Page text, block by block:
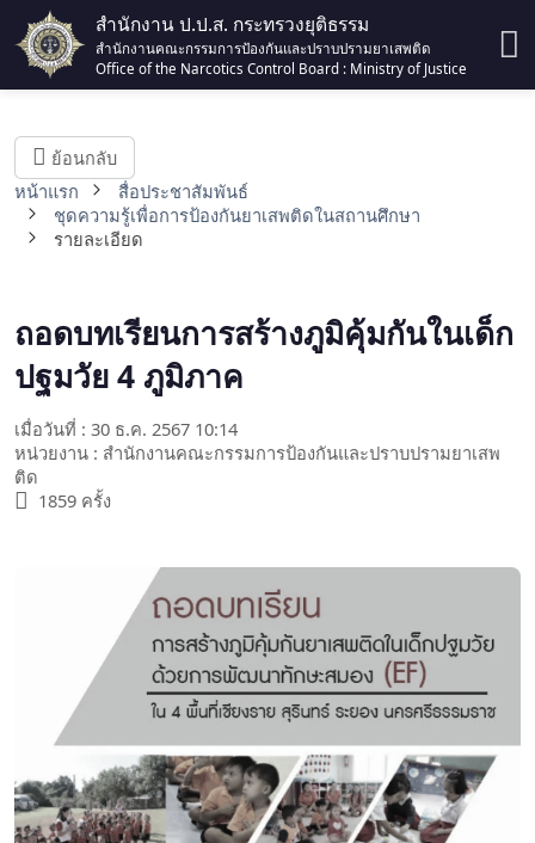
สำนักงาน ป.ป.ส. กระทรวงยุติธรรม
สำนักงานคณะกรรมการป้องกันและปราบปรามยาเสพติด
Office of the Narcotics Control Board : Ministry of Justice
ย้อนกลับ
หน้าแรก
สื่อประชาสัมพันธ์
ชุดความรู้เพื่อการป้องกันยาเสพติดในสถานศึกษา
รายละเอียด
ถอดบทเรียนการสร้างภูมิคุ้มกันในเด็ก
ปฐมวัย 4 ภูมิภาค
เมื่อวันที่ : 30 ธ.ค. 2567 10:14
หน่วยงาน : สำนักงานคณะกรรมการป้องกันและปราบปรามยาเสพ
ติด
1859 ครั้ง